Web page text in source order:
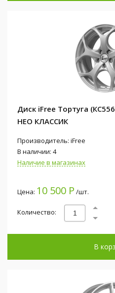
Диск iFree Тортуга
НЕО КЛАССИК
Производитель: iFree
В наличии: 4
Наличие в магазинах
Цена: 10 500 Р /шт.
Количество:
В